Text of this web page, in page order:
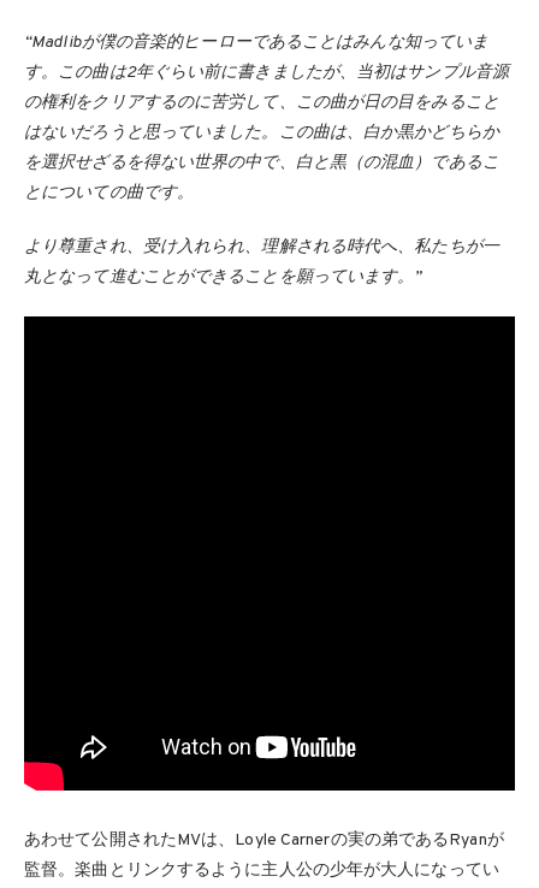
“Madlibが僕の音楽的ヒーローであることはみんな知っていま
す。この曲は2年ぐらい前に書きましたが、当初はサンプル音源
の権利をクリアするのに苦労して、この曲が日の目をみること
はないだろうと思っていました。この曲は、白か黒かどちらか
を選択せざるを得ない世界の中で、白と黒（の混血）であるこ
とについての曲です。
より尊重され、受け入れられ、理解される時代へ、私たちが一
丸となって進むことができることを願っています。”
あわせて公開されたMVは、Loyle Carnerの実の弟であるRyanが
監督。楽曲とリンクするように主人公の少年が大人になってい